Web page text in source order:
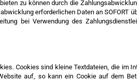
zu können durch die
erforderlichen Daten an SOFORT
bei Verwendung des
Cookies sind kleine Textdateien, die im
auf, so kann ein Cookie auf dem